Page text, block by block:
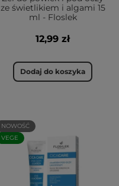
ze świetlikiem i algami 15
ml - Floslek
12,99 zł
Dodaj do koszyka
NOWOŚĆ
VEGE